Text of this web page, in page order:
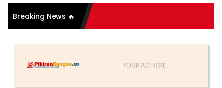
Breaking News 🔥
Antara
Substansi